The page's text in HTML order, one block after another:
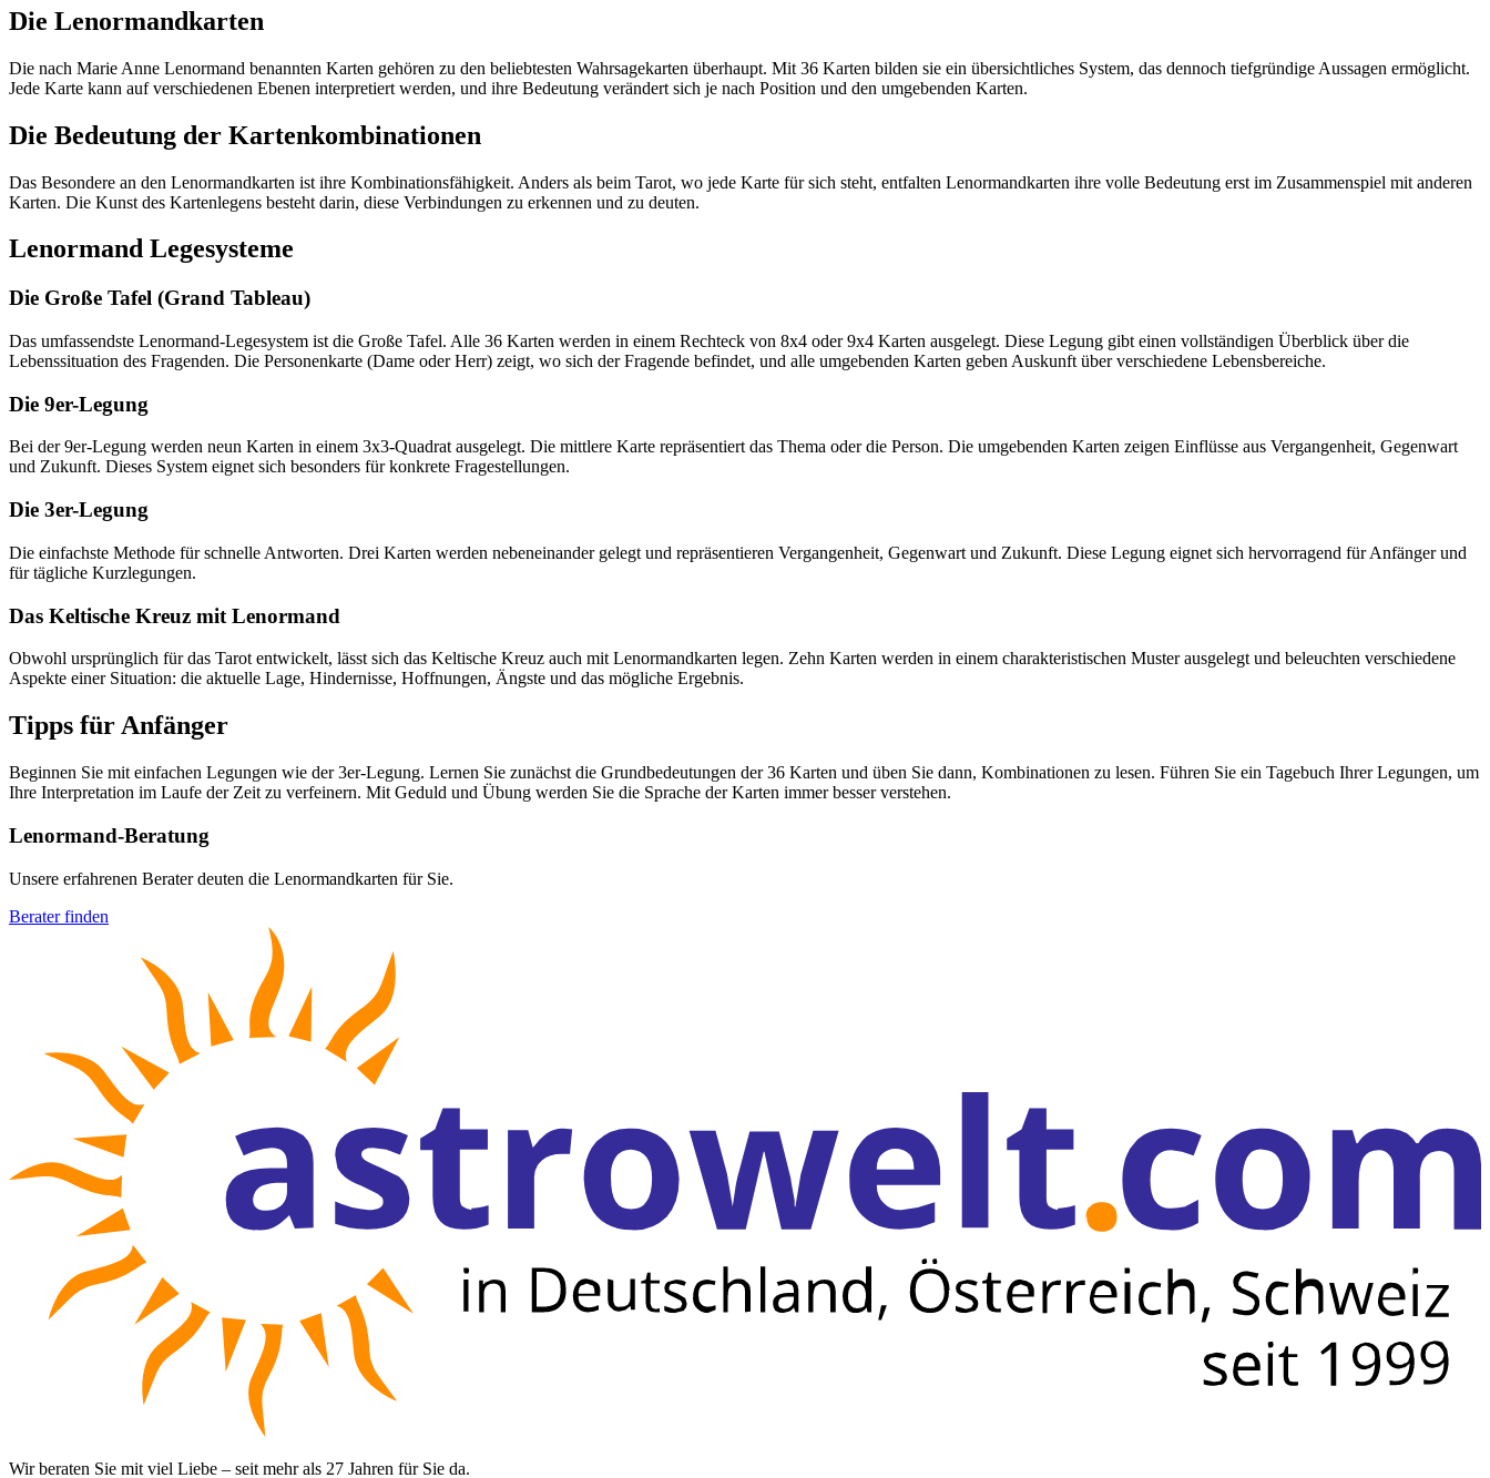
Die Lenormandkarten
Die nach Marie Anne Lenormand benannten Karten gehören zu den beliebtesten Wahrsagekarten überhaupt. Mit 36 Karten bilden sie ein übersichtliches System, das dennoch tiefgründige Aussagen ermöglicht.
Jede Karte kann auf verschiedenen Ebenen interpretiert werden, und ihre Bedeutung verändert sich je nach Position und den umgebenden Karten.
Die Bedeutung der Kartenkombinationen
Das Besondere an den Lenormandkarten ist ihre Kombinationsfähigkeit. Anders als beim Tarot, wo jede Karte für sich steht, entfalten Lenormandkarten ihre volle Bedeutung erst im Zusammenspiel mit anderen
Karten. Die Kunst des Kartenlegens besteht darin, diese Verbindungen zu erkennen und zu deuten.
Lenormand Legesysteme
Die Große Tafel (Grand Tableau)
Das umfassendste Lenormand-Legesystem ist die Große Tafel. Alle 36 Karten werden in einem Rechteck von 8x4 oder 9x4 Karten ausgelegt. Diese Legung gibt einen vollständigen Überblick über die
Lebenssituation des Fragenden. Die Personenkarte (Dame oder Herr) zeigt, wo sich der Fragende befindet, und alle umgebenden Karten geben Auskunft über verschiedene Lebensbereiche.
Die 9er-Legung
Bei der 9er-Legung werden neun Karten in einem 3x3-Quadrat ausgelegt. Die mittlere Karte repräsentiert das Thema oder die Person. Die umgebenden Karten zeigen Einflüsse aus Vergangenheit, Gegenwart
und Zukunft. Dieses System eignet sich besonders für konkrete Fragestellungen.
Die 3er-Legung
Die einfachste Methode für schnelle Antworten. Drei Karten werden nebeneinander gelegt und repräsentieren Vergangenheit, Gegenwart und Zukunft. Diese Legung eignet sich hervorragend für Anfänger und
für tägliche Kurzlegungen.
Das Keltische Kreuz mit Lenormand
Obwohl ursprünglich für das Tarot entwickelt, lässt sich das Keltische Kreuz auch mit Lenormandkarten legen. Zehn Karten werden in einem charakteristischen Muster ausgelegt und beleuchten verschiedene
Aspekte einer Situation: die aktuelle Lage, Hindernisse, Hoffnungen, Ängste und das mögliche Ergebnis.
Tipps für Anfänger
Beginnen Sie mit einfachen Legungen wie der 3er-Legung. Lernen Sie zunächst die Grundbedeutungen der 36 Karten und üben Sie dann, Kombinationen zu lesen. Führen Sie ein Tagebuch Ihrer Legungen, um
Ihre Interpretation im Laufe der Zeit zu verfeinern. Mit Geduld und Übung werden Sie die Sprache der Karten immer besser verstehen.
Lenormand-Beratung
Unsere erfahrenen Berater deuten die Lenormandkarten für Sie.
Berater finden
Wir beraten Sie mit viel Liebe – seit mehr als 27 Jahren für Sie da.